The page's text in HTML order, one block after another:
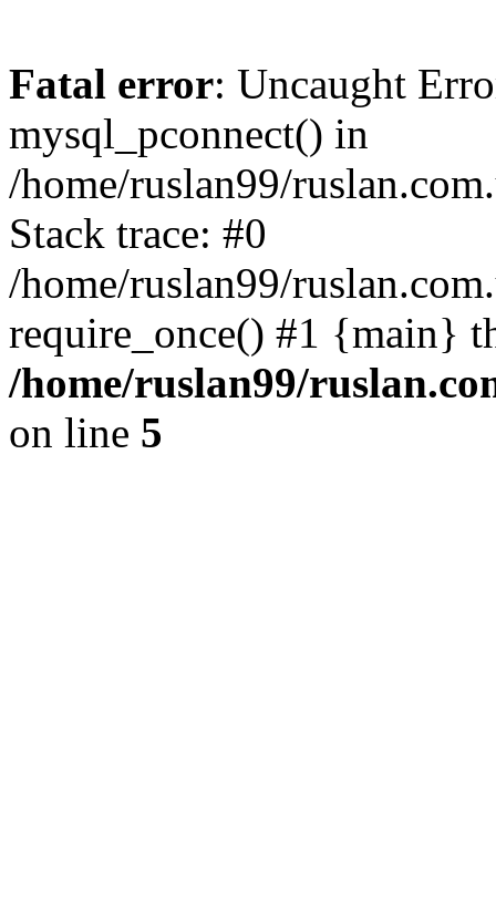
Fatal error: Uncaught
mysql_pconnect() in
/home/ruslan99/
Stack trace: #0
/home/ruslan99/
require_once() #1 {main}
/home/ruslan99/
on line 5